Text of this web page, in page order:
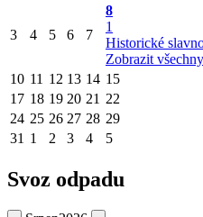
3 4 5 6 7
8
1
Historické
Zobrazit
10 11 12 13 14 15
17 18 19 20 21 22
24 25 26 27 28 29
31 1 2 3 4 5
Svoz odpadu